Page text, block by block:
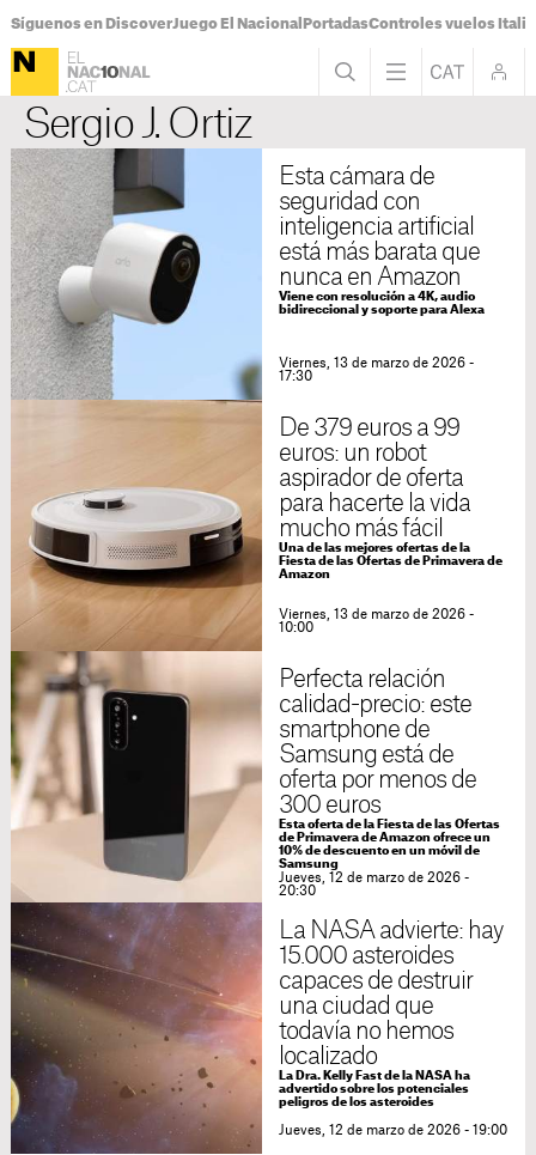
Síguenos en DiscoverJuego El Nacional PortadasControles vuelos Italia
Sergio J. Ortiz
Esta cámara de
seguridad con
inteligencia artificial
está más barata que
nunca en Amazon
Viene con resolución a 4K, audio
bidireccional y soporte para Alexa
Viernes, 13 de marzo de 2026 -
17:30
De 379 euros a 99
euros: un robot
aspirador de oferta
para hacerte la vida
mucho más fácil
Una de las mejores ofertas de la
Fiesta de las Ofertas de Primavera de
Amazon
Viernes, 13 de marzo de 2026 -
10:00
Perfecta relación
calidad-precio: este
smartphone de
Samsung está de
oferta por menos de
300 euros
Esta oferta de la Fiesta de las Ofertas
de Primavera de Amazon ofrece un
10% de descuento en un móvil de
Samsung
Jueves, 12 de marzo de 2026 -
20:30
La NASA advierte: hay
15.000 asteroides
capaces de destruir
una ciudad que
todavía no hemos
localizado
La Dra. Kelly Fast de la NASA ha
advertido sobre los potenciales
peligros de los asteroides
Jueves, 12 de marzo de 2026 - 19:00